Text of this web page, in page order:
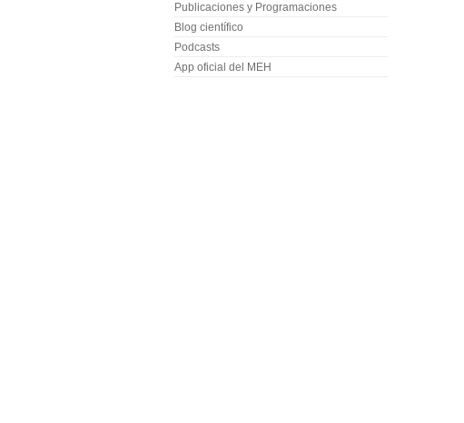
Publicaciones y Programaciones
Blog científico
Podcasts
App oficial del MEH